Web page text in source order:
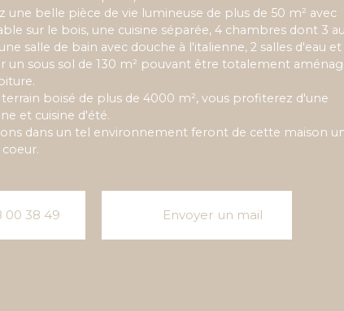
une belle pièce de vie lumineuse de plus de 50 m² avec
sur le bois, une cuisine séparée, 4 chambres dont 3 au
salle de bain avec douche à l'italienne, 2 salles d'eau et
un sous sol de 130 m² pouvant être totalement
boisé de plus de 4000 m², vous profiterez d'une
et cuisine d'été.
dans un tel environnement feront de cette maison
00 38 49 Envoyer un mail